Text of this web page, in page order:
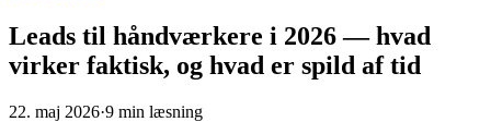
Leads til håndværkere i 2026 — hvad
virker faktisk, og hvad er spild af tid
22. maj 2026·9 min læsning